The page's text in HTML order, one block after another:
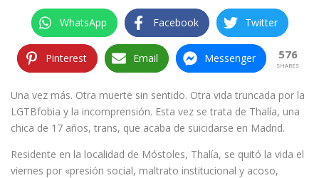
WhatsApp Facebook Twitter
Pinterest Email Messenger 576
SHARES
Una vez más. Otra muerte sin sentido. Otra vida truncada por la
LGTBfobia y la incomprensión. Esta vez se trata de Thalía, una
chica de 17 años, trans, que acaba de suicidarse en Madrid.
Residente en la localidad de Móstoles, Thalía, se quitó la vida el
viernes por «presión social, maltrato institucional y acoso,